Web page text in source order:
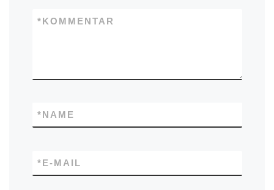
KOMMENTAR
*
NAME
*
E-MAIL
*